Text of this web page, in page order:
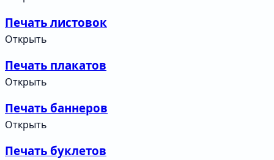
Печать листовок
Открыть
Печать плакатов
Открыть
Печать баннеров
Открыть
Печать буклетов